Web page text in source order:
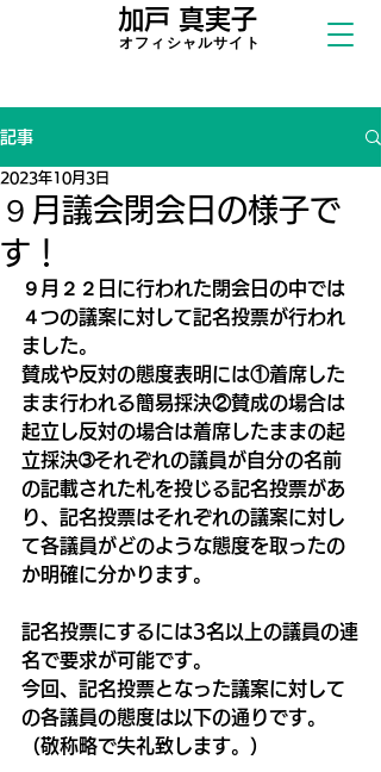
​オフィシャルサイト
加戸 真実子
記事
９月議会閉会日の様子で
す！
2023年10月3日
９月２２日に行われた閉会日の中では
４つの議案に対して記名投票が行われ
ました。
賛成や反対の態度表明には①着席した
まま行われる簡易採決②賛成の場合は
起立し反対の場合は着席したままの起
立採決➂それぞれの議員が自分の名前
の記載された札を投じる記名投票があ
り、記名投票はそれぞれの議案に対し
て各議員がどのような態度を取ったの
か明確に分かります。
記名投票にするには3名以上の議員の連
名で要求が可能です。
今回、記名投票となった議案に対して
の各議員の態度は以下の通りです。
（敬称略で失礼致します。）